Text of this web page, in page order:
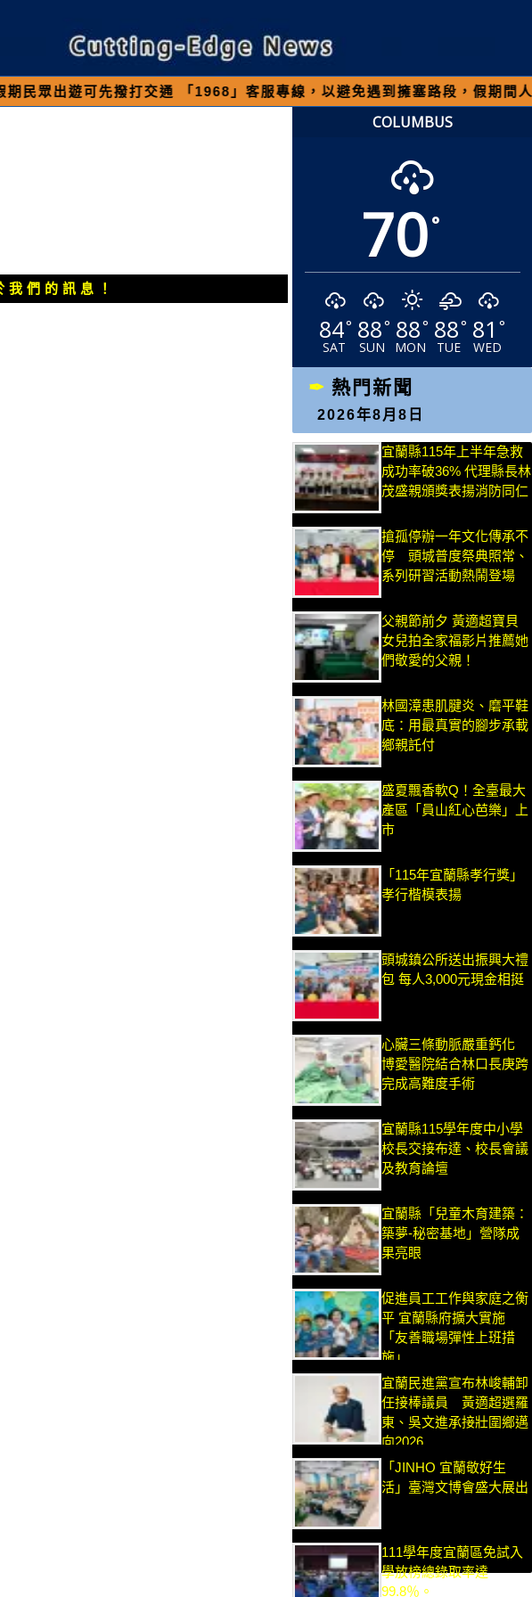
先撥打交通 「1968」客服專線，以避免遇到擁塞路段，假期間人車多
們的訊息！
COLUMBUS
70°
84°
SAT
88°
SUN
88°
MON
88°
TUE
81 °
WED
熱門新聞
2026年8月8日
宜蘭縣115年上半年急救
成功率破36% 代理縣長林
茂盛親頒獎表揚消防同仁
搶孤停辦一年文化傳承不
停 頭城普度祭典照常、
系列研習活動熱鬧登場
父親節前夕 黃適超寶貝
女兒拍全家福影片推薦她
們敬愛的父親！
林國漳患肌腱炎、磨平鞋
底：用最真實的腳步承載
鄉親託付
盛夏飄香軟Q！全臺最大
產區「員山紅心芭樂」上
市
「115年宜蘭縣孝行獎」
孝行楷模表揚
頭城鎮公所送出振興大禮
包 每人3,000元現金相挺
心臟三條動脈嚴重鈣化
博愛醫院結合林口長庚跨
完成高難度手術
宜蘭縣115學年度中小學
校長交接布達、校長會議
及教育論壇
宜蘭縣「兒童木育建築：
築夢-秘密基地」營隊成
果亮眼
促進員工工作與家庭之衡
平 宜蘭縣府擴大實施
「友善職場彈性上班措
施」
宜蘭民進黨宣布林峻輔卸
任接棒議員 黃適超選羅
東、吳文進承接壯圍鄉邁
向2026
「JINHO 宜蘭敬好生
活」臺灣文博會盛大展出
111學年度宜蘭區免試入
學放榜總錄取率達
99.8％。